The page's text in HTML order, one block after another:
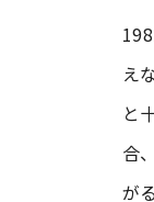
え
と
合
が